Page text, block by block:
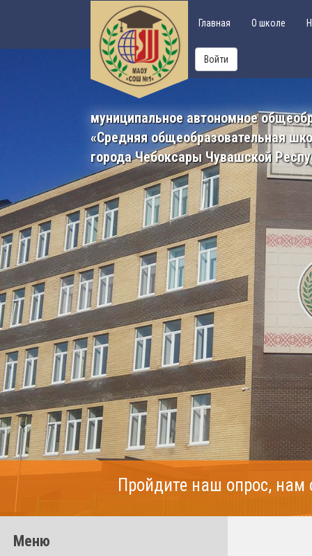
Главная О школе
Войти
муниципальное автономное
«Средняя общеобразовательная
города Чебоксары Чувашской
Пройдите наш опрос,
Меню